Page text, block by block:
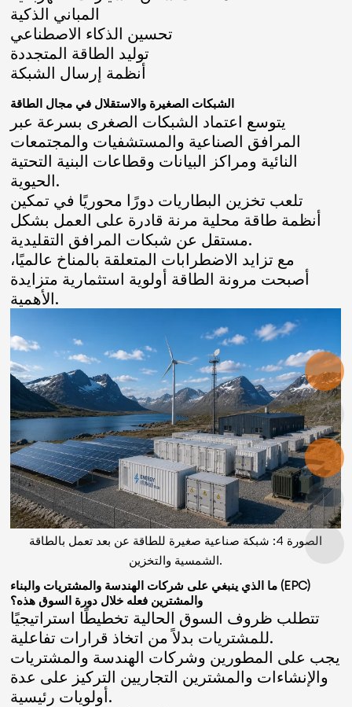
المباني الذكية
تحسين الذكاء الاصطناعي
توليد الطاقة المتجددة
أنظمة إرسال الشبكة
الشبكات الصغيرة والاستقلال في مجال الطاقة
يتوسع اعتماد الشبكات الصغرى بسرعة عبر
المرافق الصناعية والمستشفيات والمجتمعات
النائية ومراكز البيانات وقطاعات البنية التحتية
الحيوية.
تلعب تخزين البطاريات دورًا محوريًا في تمكين
أنظمة طاقة محلية مرنة قادرة على العمل بشكل
مستقل عن شبكات المرافق التقليدية.
مع تزايد الاضطرابات المتعلقة بالمناخ عالميًا،
أصبحت مرونة الطاقة أولوية استثمارية متزايدة
الأهمية.
الصورة 4: شبكة صناعية صغيرة للطاقة عن بعد تعمل بالطاقة
الشمسية والتخزين.
ما الذي ينبغي على شركات الهندسة والمشتريات والبناء (EPC)
والمشترين فعله خلال دورة السوق هذه؟
تتطلب ظروف السوق الحالية تخطيطًا استراتيجيًا
للمشتريات بدلاً من اتخاذ قرارات تفاعلية.
يجب على المطورين وشركات الهندسة والمشتريات
والإنشاءات والمشترين التجاريين التركيز على عدة
أولويات رئيسية.